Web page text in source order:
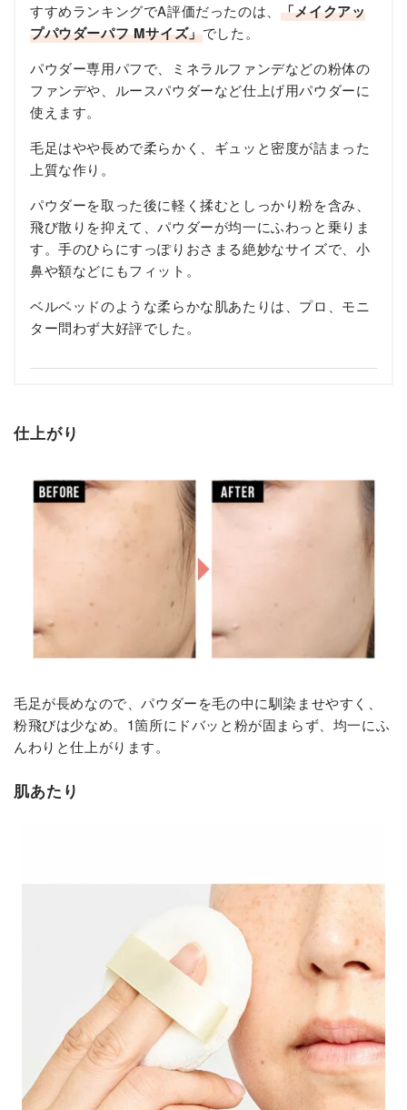
すすめランキングでA評価だったのは、 「メイクアッ
プパウダーパフ Mサイズ」でした。
パウダー専用パフで、ミネラルファンデなどの粉体の
ファンデや、ルースパウダーなど仕上げ用パウダーに
使えます。
毛足はやや長めで柔らかく、ギュッと密度が詰まった
上質な作り。
パウダーを取った後に軽く揉むとしっかり粉を含み、
飛び散りを抑えて、パウダーが均一にふわっと乗りま
す。手のひらにすっぽりおさまる絶妙なサイズで、小
鼻や額などにもフィット。
ベルベッドのような柔らかな肌あたりは、プロ、モニ
ター問わず大好評でした。
仕上がり
毛足が長めなので、パウダーを毛の中に馴染ませやすく、
粉飛びは少なめ。1箇所にドバッと粉が固まらず、均一にふ
んわりと仕上がります。
肌あたり